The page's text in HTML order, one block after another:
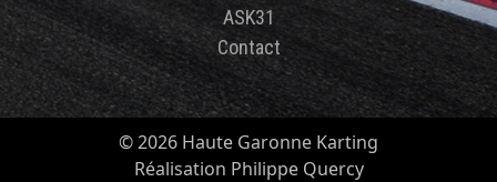
ASK31
Contact
© 2026 Haute Garonne Karting
Réalisation Philippe Quercy